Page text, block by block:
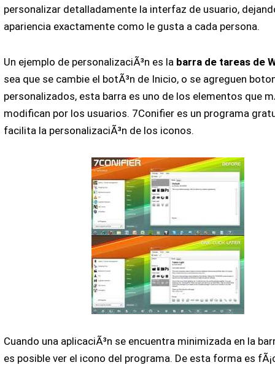
personalizar detalladamente la interfaz de usuario,
apariencia exactamente como le gusta a cada persona.
Un ejemplo de personalizaciÃ³n es la barra de tareas de
sea que se cambie el botÃ³n de Inicio, o se agreguen
personalizados, esta barra es uno de los elementos que
modifican por los usuarios. 7Conifier es un programa
facilita la personalizaciÃ³n de los iconos.
Cuando una aplicaciÃ³n se encuentra minimizada en la
es posible ver el icono del programa. De esta forma es